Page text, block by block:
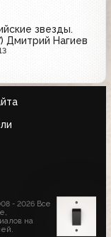
звезды.
Дмитрий Нагиев
- 2026 Все
на